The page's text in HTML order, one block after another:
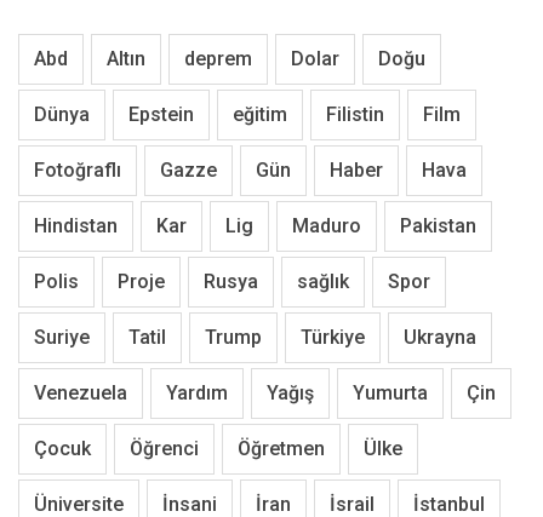
Abd Altın deprem Dolar Doğu
Dünya Epstein eğitim Filistin Film
Fotoğraflı Gazze Gün Haber Hava
Hindistan Kar Lig Maduro Pakistan
Polis Proje Rusya sağlık Spor
Suriye Tatil Trump Türkiye Ukrayna
Venezuela Yardım Yağış Yumurta Çin
Çocuk Öğrenci Öğretmen Ülke
Üniversite İnsani İran İsrail İstanbul